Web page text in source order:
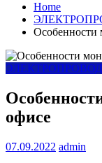
Home
Особенности
офисе
07.09.2022 admin